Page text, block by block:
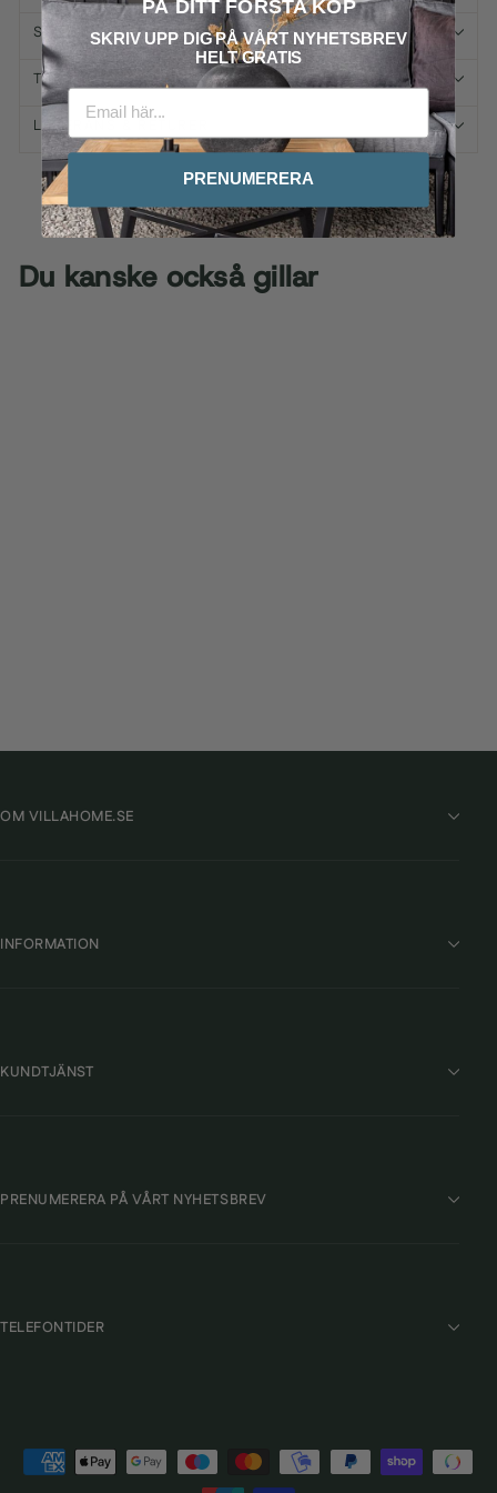
SPECIFIKATIONER
TILLVAL, SKÖTSEL & RÅD
LEVERANS & RETURER
Du kanske också gillar
OM VILLAHOME.SE
INFORMATION
KUNDTJÄNST
PRENUMERERA PÅ VÅRT NYHETSBREV
TELEFONTIDER
PÅ DITT FÖRSTA KÖP
SKRIV UPP DIG PÅ VÅRT NYHETSBREV
HELT GRATIS
PRENUMERERA